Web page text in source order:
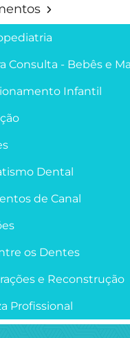
Consulta - Bebês e
Infantil
Dental
de Canal
os Dentes
e Reconstrução
Profissional